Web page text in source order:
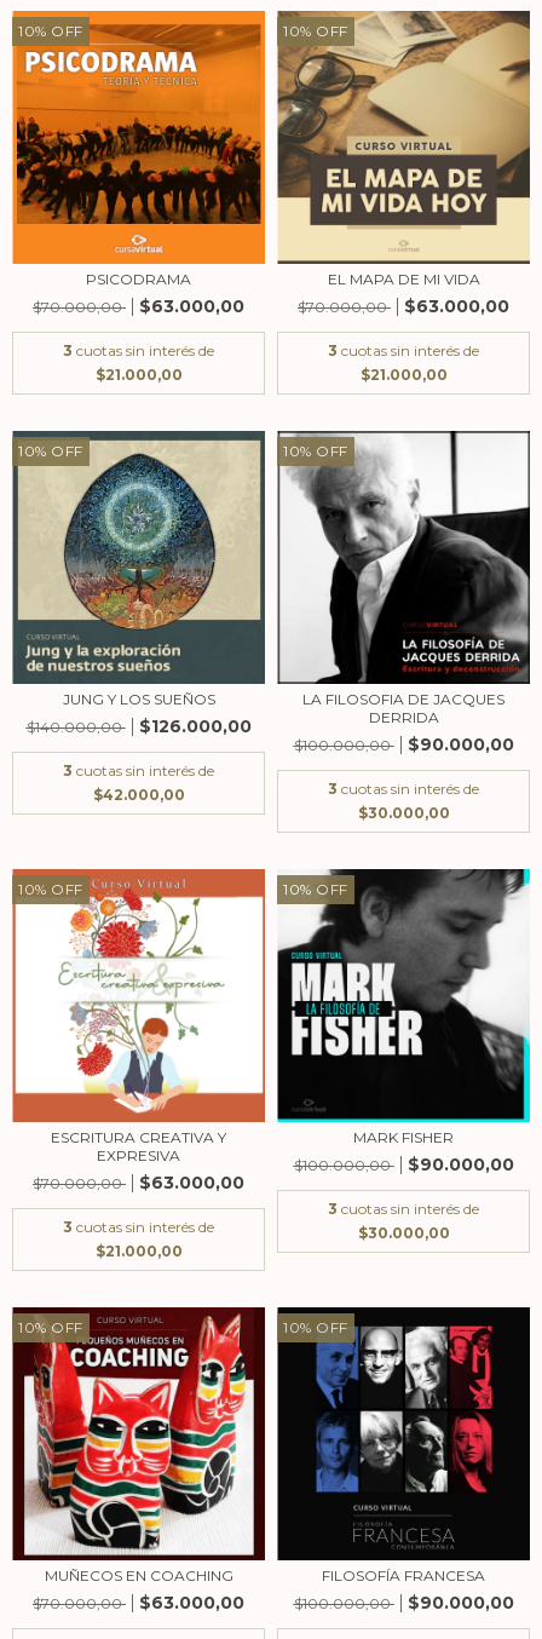
10% OFF
PSICODRAMA
$70.000,00
$63.000,00
3 cuotas sin interés de
$21.000,00
10% OFF
EL MAPA DE MI VIDA
$70.000,00
$63.000,00
3 cuotas sin interés de
$21.000,00
10% OFF
JUNG Y LOS SUEÑOS
$140.000,00
$126.000,00
3 cuotas sin interés de
$42.000,00
10% OFF
LA FILOSOFIA DE JACQUES
DERRIDA
$100.000,00
$90.000,00
3 cuotas sin interés de
$30.000,00
10% OFF
ESCRITURA CREATIVA Y
EXPRESIVA
$70.000,00
$63.000,00
3 cuotas sin interés de
$21.000,00
10% OFF
MARK FISHER
$100.000,00
$90.000,00
3 cuotas sin interés de
$30.000,00
10% OFF
MUÑECOS EN COACHING
$70.000,00
$63.000,00
10% OFF
FILOSOFÍA FRANCESA
$100.000,00
$90.000,00